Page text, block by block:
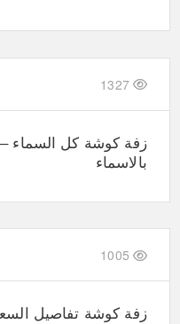
1327
زفة كوشة كل السماء
بالاسماء
1005
زفة كوشة تفاصيل